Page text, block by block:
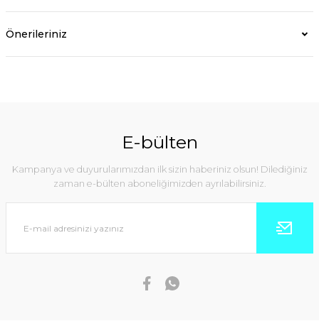
Önerileriniz
E-bülten
Kampanya ve duyurularımızdan ilk sizin haberiniz olsun! Dilediğiniz
zaman e-bülten aboneliğimizden ayrılabilirsiniz.